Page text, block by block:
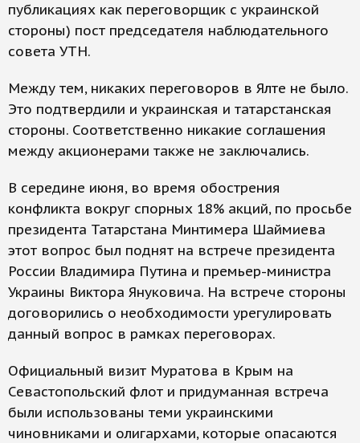
публикациях как переговорщик с украинской
стороны) пост председателя наблюдательного
совета УТН.
Между тем, никаких переговоров в Ялте не было.
Это подтвердили и украинская и татарстанская
стороны. Соответственно никакие соглашения
между акционерами также не заключались.
В середине июня, во время обострения
конфликта вокруг спорных 18% акций, по просьбе
президента Татарстана Минтимера Шаймиева
этот вопрос был поднят на встрече президента
России Владимира Путина и премьер-министра
Украины Виктора Януковича. На встрече стороны
договорились о необходимости урегулировать
данный вопрос в рамках переговорах.
Официальный визит Муратова в Крым на
Севастопольский флот и придуманная встреча
были использованы теми украинскими
чиновниками и олигархами, которые опасаются